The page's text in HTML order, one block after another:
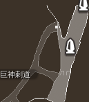
巨神刺道